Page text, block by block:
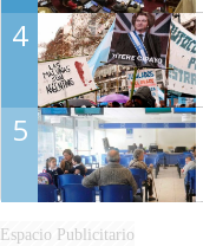
4
5
Espacio Publicitario